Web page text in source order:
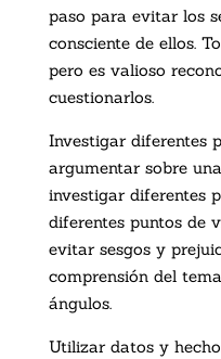
paso para evitar los
consciente de ellos.
pero es valioso
cuestionarlos.
Investigar diferentes
argumentar sobre
investigar diferentes
diferentes puntos de
evitar sesgos y
comprensión del
ángulos.
Utilizar datos y